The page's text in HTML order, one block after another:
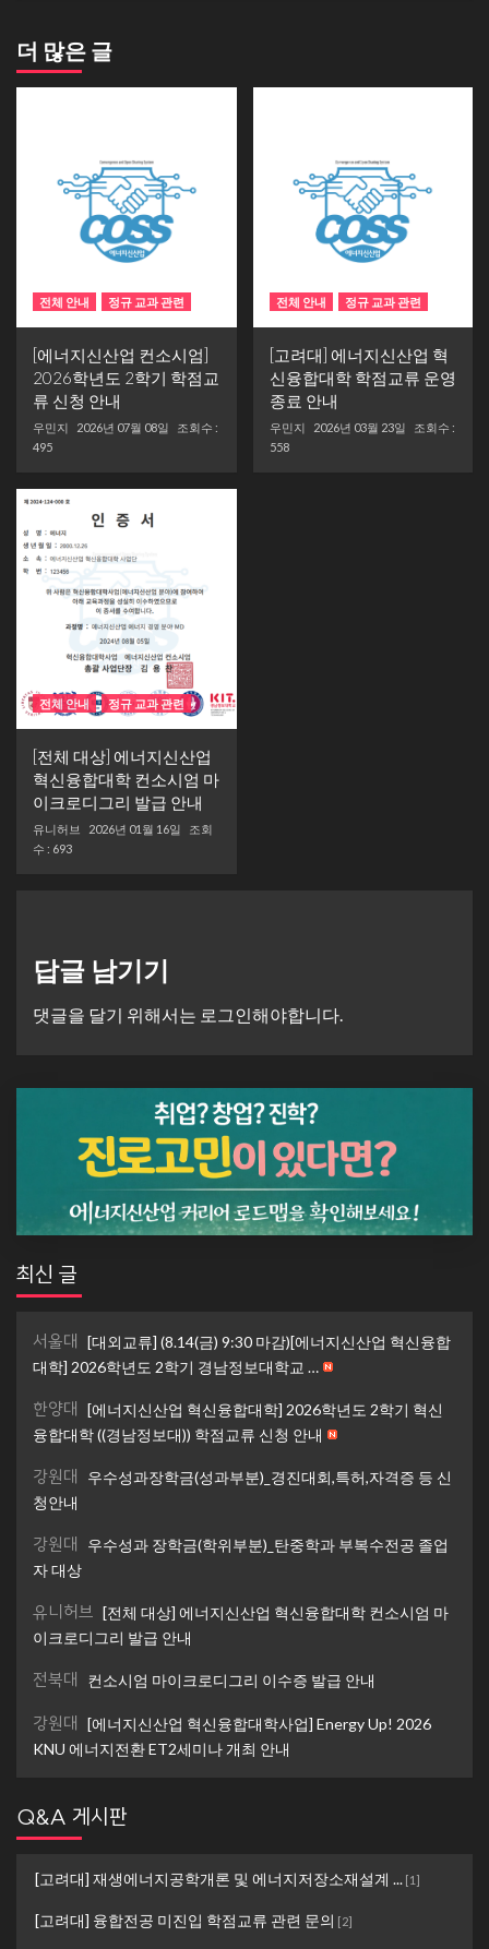
더 많은 글
전체 안내 정규 교과 관련
[에너지신산업 컨소시엄]
2026학년도 2학기 학점교
류 신청 안내
우민지 2026년 07월 08일
조회수 :
495
전체 안내 정규 교과 관련
[고려대] 에너지신산업 혁
신융합대학 학점교류 운영
종료 안내
우민지 2026년 03월 23일
조회수 :
558
전체 안내 정규 교과 관련
[전체 대상] 에너지신산업
혁신융합대학 컨소시엄 마
이크로디그리 발급 안내
유니허브 2026년 01월 16일
조회
수 : 693
답글 남기기
댓글을 달기 위해서는 로그인해야합니다.
최신 글
서울대 [대외교류] (8.14(금) 9:30 마감)[에너지신산업 혁신융합
대학] 2026학년도 2학기 경남정보대학교 …
한양대 [에너지신산업 혁신융합대학] 2026학년도 2학기 혁신
융합대학 ((경남정보대)) 학점교류 신청 안내
강원대
우수성과장학금(성과부분)_경진대회,특허,자격증 등 신
청안내
강원대
우수성과 장학금(학위부분)_탄중학과 부복수전공 졸업
자 대상
유니허브 [전체 대상] 에너지신산업 혁신융합대학 컨소시엄 마
이크로디그리 발급 안내
전북대 컨소시엄 마이크로디그리 이수증 발급 안내
강원대 [에너지신산업 혁신융합대학사업] Energy Up! 2026
KNU 에너지전환 ET2세미나 개최 안내
Q&A 게시판
[고려대] 재생에너지공학개론 및 에너지저장소재설계 ... [1]
[고려대] 융합전공 미진입 학점교류 관련 문의 [2]